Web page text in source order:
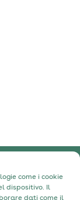
come i cookie
dispositivo. Il
dati come il